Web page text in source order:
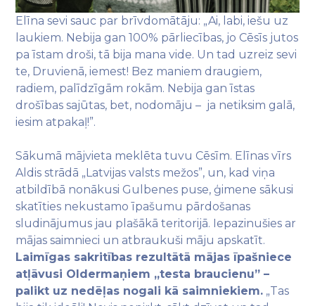
Elīna sevi sauc par brīvdomātāju: „Ai, labi, iešu uz
laukiem. Nebija gan 100% pārliecības, jo Cēsīs jutos
pa īstam droši, tā bija mana vide. Un tad uzreiz sevi
te, Druvienā, iemest! Bez maniem draugiem,
radiem, palīdzīgām rokām. Nebija gan īstas
drošības sajūtas, bet, nodomāju – ja netiksim galā,
iesim atpakaļ!”.
Sākumā mājvieta meklēta tuvu Cēsīm. Elīnas vīrs
Aldis strādā „Latvijas valsts mežos”, un, kad viņa
atbildībā nonākusi Gulbenes puse, ģimene sākusi
skatīties nekustamo īpašumu pārdošanas
sludinājumus jau plašākā teritorijā. Iepazinušies ar
mājas saimnieci un atbraukuši māju apskatīt.
Laimīgas sakritības rezultātā mājas īpašniece
atļāvusi Oldermaņiem „testa braucienu” –
palikt uz nedēļas nogali kā saimniekiem. „Tas